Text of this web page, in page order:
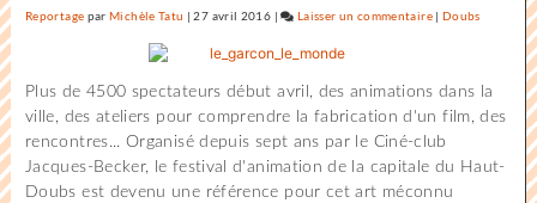
Reportage parMichèle Tatu |27 avril 2016 | Laisser un commentaireon
monde
au
Festival
international
du
|Doubs
Plus de 4500 spectateurs début avril, des animations dans la
ville, des ateliers pour comprendre la fabrication d'un film, des
rencontres... Organisé depuis sept ans par le Ciné-club
Jacques-Becker, le festival d'animation de la capitale du Haut-
Doubs est devenu une référence pour cet art méconnu